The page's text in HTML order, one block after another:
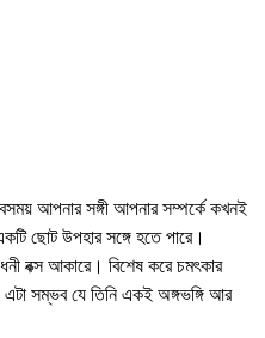
আপনার সঙ্গী আপনার সম্পর্কে কখনই
ছোট উপহার সঙ্গে হতে পারে।
বক্স আকারে। বিশেষ করে চমৎকার
এটা সম্ভব যে তিনি একই অঙ্গভঙ্গি আর